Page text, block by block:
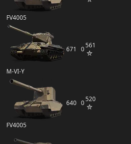
FV4005
M-VI-Y
671 0561
FV4005
640 0520